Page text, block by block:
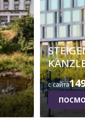
с сайта